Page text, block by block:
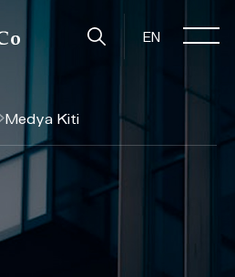
EN
Medya Kiti